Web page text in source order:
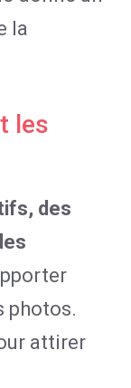
la
les
des
photos.
attirer